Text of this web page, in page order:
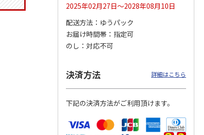
令和八年七月場所
優勝力士純金製小判
ポムポムプリン30th
ション
4,950円
(送料別・税込)
リラックマ／クリア
2025年02月27日～2028年08月10日
配送方法
ゆうパック
お届け時間帯
指定可
のし
対応不可
決済方法 詳細はこちら
下記の決済方法がご利用頂けます。